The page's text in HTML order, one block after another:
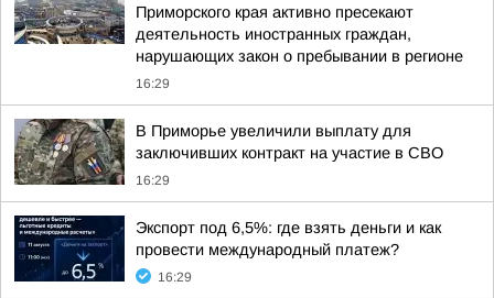
Приморского края активно пресекают
деятельность иностранных граждан,
нарушающих закон о пребывании в регионе
16:29
В Приморье увеличили выплату для
заключивших контракт на участие в СВО
16:29
Экспорт под 6,5%: где взять деньги и как
провести международный платеж?
16:29